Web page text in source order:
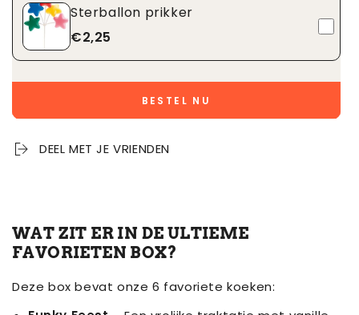
Sterballon prikker
€2,25
BESTEL NU
DEEL MET JE VRIENDEN
WAT ZIT ER IN DE ULTIEME
FAVORIETEN BOX?
Deze box bevat onze 6 favoriete koeken: